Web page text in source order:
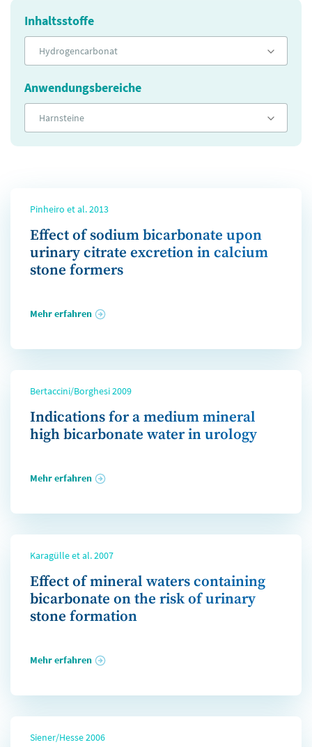
Inhaltsstoffe
Hydrogencarbonat
Anwendungsbereiche
Harnsteine
Pinheiro et al. 2013
Effect of sodium bicarbonate upon
urinary citrate excretion in calcium
stone formers
Mehr erfahren
Bertaccini/Borghesi 2009
Indications for a medium mineral
high bicarbonate water in urology
Mehr erfahren
Karagülle et al. 2007
Effect of mineral waters containing
bicarbonate on the risk of urinary
stone formation
Mehr erfahren
Siener/Hesse 2006